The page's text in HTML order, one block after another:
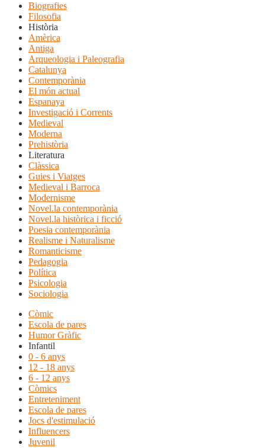
Biografies
Filosofia
Història
Amèrica
Antiga
Arqueologia i Paleografia
Catalunya
Contemporània
El món actual
Espanaya
Investigació i Corrents
Medieval
Moderna
Prehistòria
Literatura
Clàssica
Guies i Viatges
Medieval i Barroca
Modernisme
Novel.la contemporània
Novel.la històrica i ficció
Poesia contemporània
Realisme i Naturalisme
Romanticisme
Pedagogia
Política
Psicologia
Sociologia
Còmic
Escola de pares
Humor Gràfic
Infantil
0 - 6 anys
12 - 18 anys
6 - 12 anys
Còmics
Entreteniment
Escola de pares
Jocs d'estimulació
Influencers
Juvenil